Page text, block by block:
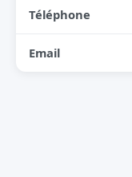
Téléphone
Email